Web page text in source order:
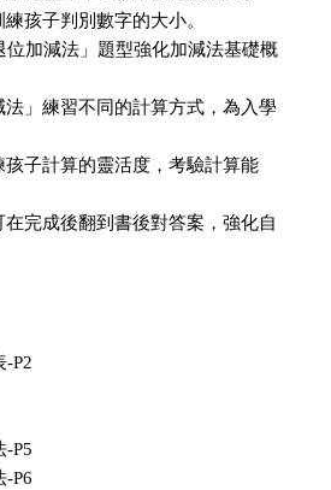
孩子判別數字的大小。
加減法」題型強化加減法基礎概
」練習不同的計算方式，為入學
子計算的靈活度，考驗計算能
完成後翻到書後對答案，強化自
-P2
-P5
-P6